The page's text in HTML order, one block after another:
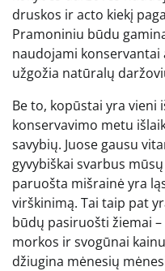
druskos ir acto kiekį
Pramoniniu būdu
naudojami konservantai
užgožia natūralų
Be to, kopūstai yra vieni
konservavimo metu
savybių. Juose gausu
gyvybiškai svarbus
paruošta mišrainė yra
virškinimą. Tai taip pat
būdų pasiruošti žiemai
morkos ir svogūnai
džiugina mėnesių